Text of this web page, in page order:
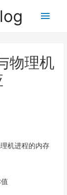
Main
物理机
机进程的内存